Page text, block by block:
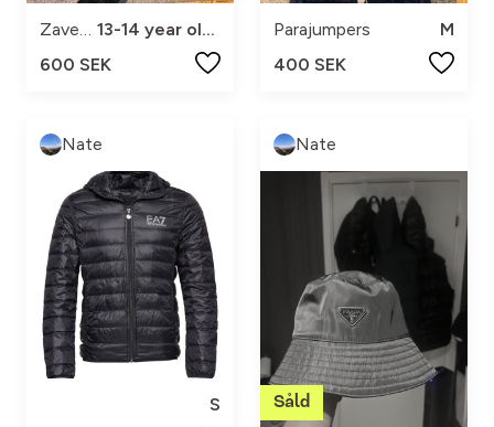
13-14 year olds
600 SEK
Parajumpers
M
400 SEK
Nate
S
Nate